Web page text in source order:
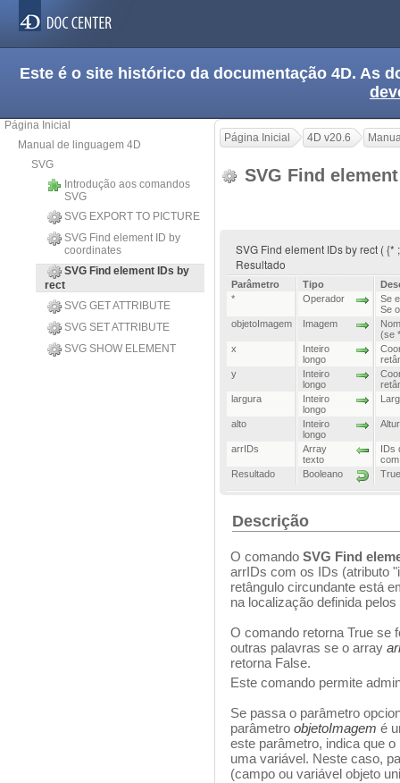
Este é o site histórico da documentação 4D. As
Página Inicial
Manual de linguagem 4D
SVG
Introdução aos comandos
SVG
SVG EXPORT TO PICTURE
SVG Find element ID by
coordinates
SVG Find element IDs by
rect
SVG GET ATTRIBUTE
SVG SET ATTRIBUTE
SVG SHOW ELEMENT
Página Inicial 4D v20.6
SVG Find
SVG Find element IDs by rect (
Resultado
Parâmetro Tipo
*
Operador
Se
Se
objetoImagem
Imagem
(se
x
Inteiro
longo
y
Inteiro
longo
largura
Inteiro
longo
alto
Inteiro
longo
arrIDs
Array
texto
IDs
Resultado
Booleano
Descrição
O comando SVG Find
arrIDs com os IDs (atributo
retângulo circundante está
na localização definida
O comando retorna True se
outras palavras se o array
retorna False.
Este comando permite
Se passa o parâmetro
parâmetro objetoImagem é
este parâmetro, indica que
uma variável. Neste caso,
(campo ou variável objeto